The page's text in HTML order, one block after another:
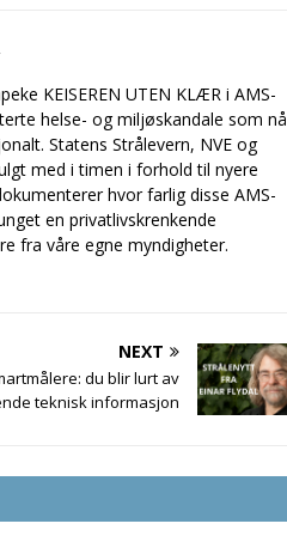
KEISEREN UTEN KLÆR i AMS-
helse- og miljøskandale som nå
Statens Strålevern, NVE og
med i timen i forhold til nyere
hvor farlig disse AMS-
en privatlivskrenkende
fra våre egne myndigheter.
NEXT
du blir lurt av
teknisk informasjon